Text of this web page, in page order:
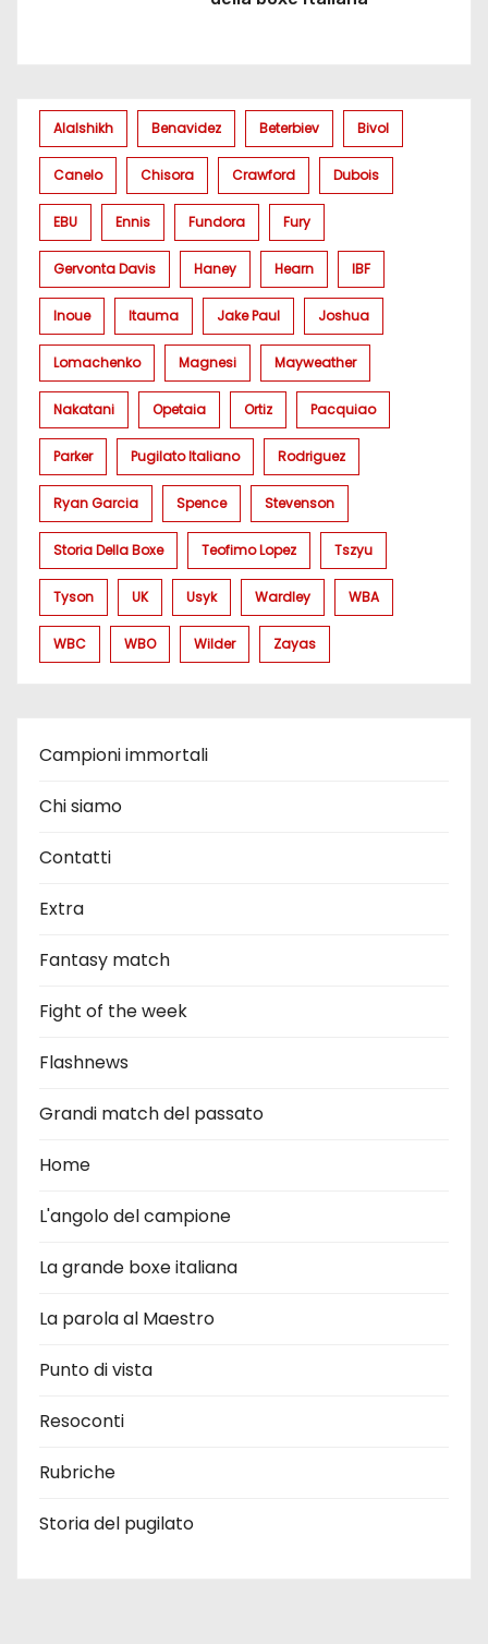
Alalshikh Benavidez Beterbiev Bivol
Canelo Chisora Crawford Dubois
EBU Ennis Fundora Fury
Gervonta Davis Haney Hearn IBF
Inoue Itauma Jake Paul Joshua
Lomachenko Magnesi Mayweather
Nakatani Opetaia Ortiz Pacquiao
Parker Pugilato Italiano Rodriguez
Ryan Garcia Spence Stevenson
Storia Della Boxe Teofimo Lopez Tszyu
Tyson UK Usyk Wardley WBA
WBC WBO Wilder Zayas
Campioni immortali
Chi siamo
Contatti
Extra
Fantasy match
Fight of the week
Flashnews
Grandi match del passato
Home
L'angolo del campione
La grande boxe italiana
La parola al Maestro
Punto di vista
Resoconti
Rubriche
Storia del pugilato